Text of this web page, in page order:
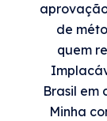
de
quem
Brasil em
Minha